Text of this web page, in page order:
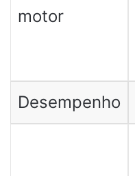
motor
Desempenho